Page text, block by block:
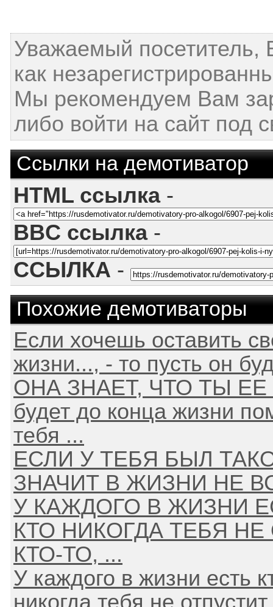
Уважаемый посетитель,
как
Мы рекомендуем Вам
либо войти на сайт под
Ссылки на демотиватор
HTML ссылка-
BBC ссылка-
ССЫЛКА -
Похожие демотиваторы
Если хочешь оставить
жизни..., - то пусть он
ОНА ЗНАЕТ, ЧТО ТЫ ЕЕ
будет до конца жизни
тебя ...
ЕСЛИ У ТЕБЯ БЫЛ
ЗНАЧИТ В ЖИЗНИ НЕ
У КАЖДОГО В ЖИЗНИ
КТО НИКОГДА ТЕБЯ НЕ
КТО-ТО, ...
У каждого в жизни есть
никогда тебя не